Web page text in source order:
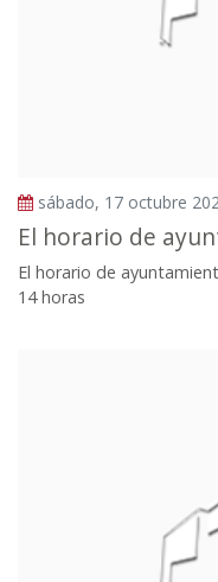
sábado, 17 octubre
El horario de
El horario de
14 horas